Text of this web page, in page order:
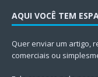
AQUI VOCÊ TEM
Quer enviar um artigo,
comerciais ou